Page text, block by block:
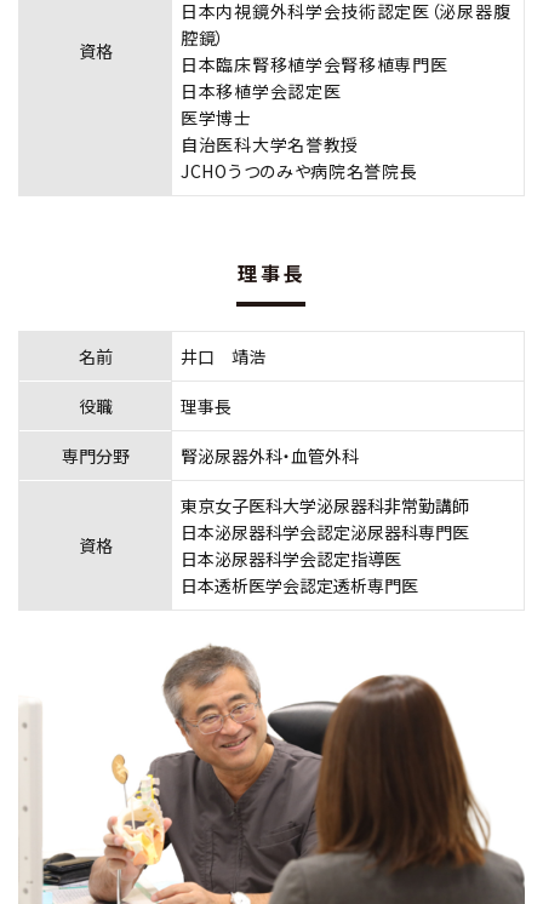
資格
日本内視鏡外科学会技術認定医（泌尿器腹
腔鏡）
日本臨床腎移植学会腎移植専門医
日本移植学会認定医
医学博士
自治医科大学名誉教授
JCHOうつのみや病院名誉院長
理事長
名前 井口 靖浩
役職 理事長
専門分野 腎泌尿器外科・血管外科
資格
東京女子医科大学泌尿器科非常勤講師
日本泌尿器科学会認定泌尿器科専門医
日本泌尿器科学会認定指導医
日本透析医学会認定透析専門医